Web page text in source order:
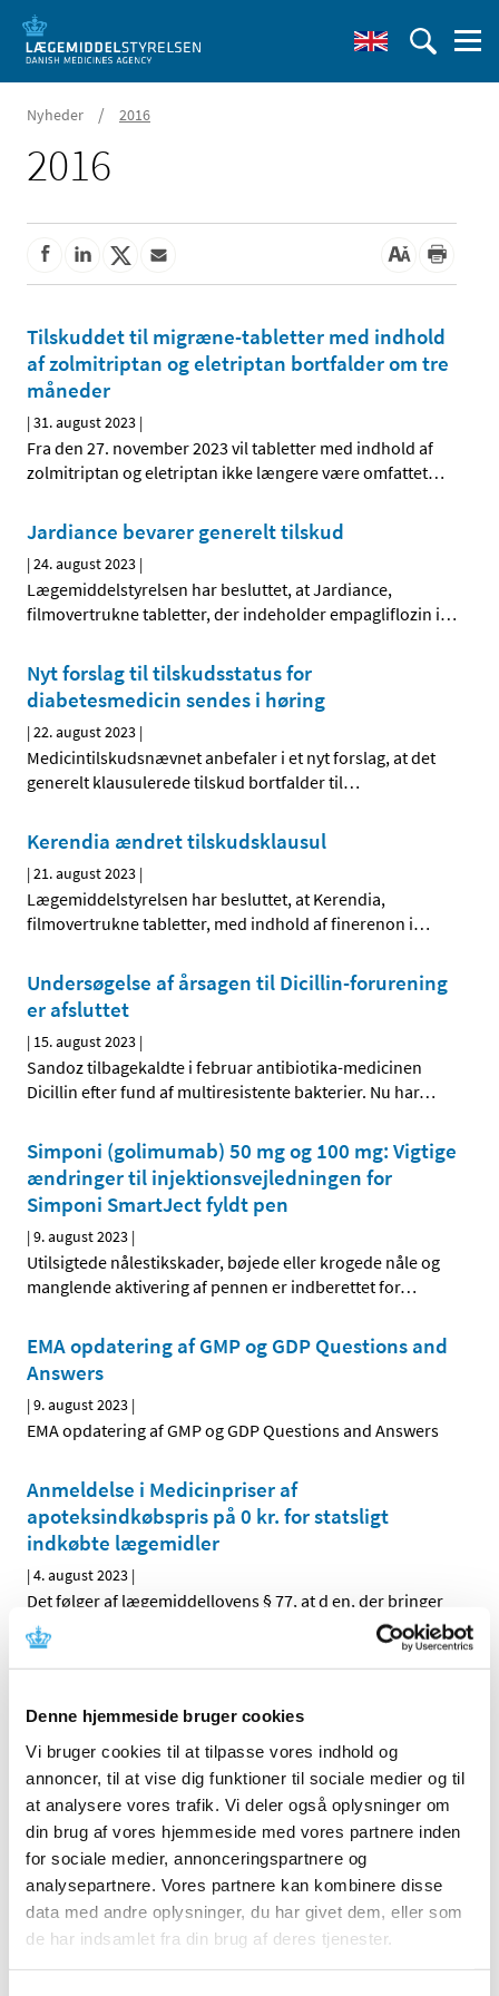
Denne hjemmeside bruger cookies
Vi bruger cookies til at tilpasse vores indhold og
annoncer, til at vise dig funktioner til sociale medier og til
at analysere vores trafik. Vi deler også oplysninger om
din brug af vores hjemmeside med vores partnere inden
for sociale medier, annonceringspartnere og
analysepartnere. Vores partnere kan kombinere disse
data med andre oplysninger, du har givet dem, eller som
de har indsamlet fra din brug af deres tjenester.
Nyheder / 2016
2016
Tilskuddet til migræne-tabletter med indhold
af zolmitriptan og eletriptan bortfalder om tre
måneder
|31. august 2023 |
Fra den 27. november 2023 vil tabletter med indhold af
zolmitriptan og eletriptan ikke længere være omfattet…
Jardiance bevarer generelt tilskud
|24. august 2023 |
Lægemiddelstyrelsen har besluttet, at Jardiance,
filmovertrukne tabletter, der indeholder empagliflozin i…
Nyt forslag til tilskudsstatus for
diabetesmedicin sendes i høring
|22. august 2023 |
Medicintilskudsnævnet anbefaler i et nyt forslag, at det
generelt klausulerede tilskud bortfalder til…
Kerendia ændret tilskudsklausul
|21. august 2023 |
Lægemiddelstyrelsen har besluttet, at Kerendia,
filmovertrukne tabletter, med indhold af finerenon i…
Undersøgelse af årsagen til Dicillin-forurening
er afsluttet
| 15. august 2023 |
Sandoz tilbagekaldte i februar antibiotika-medicinen
Dicillin efter fund af multiresistente bakterier. Nu har…
Simponi (golimumab) 50 mg og 100 mg: Vigtige
ændringer til injektionsvejledningen for
Simponi SmartJect fyldt pen
|9. august 2023 |
Utilsigtede nålestikskader, bøjede eller krogede nåle og
manglende aktivering af pennen er indberettet for…
EMA opdatering af GMP og GDP Questions and
Answers
|9. august 2023 |
EMA opdatering af GMP og GDP Questions and Answers
Anmeldelse i Medicinpriser af
apoteksindkøbspris på 0 kr. for statsligt
indkøbte lægemidler
|4. august 2023 |
Det følger af lægemiddellovens § 77, at d en, der bringer
et apoteksforbeholdt lægemiddel til mennesker og dyr…
|3. august 2023|
Lægemiddelstyrelsen har den 8. juni 2023 meddelt, at
Jeppe Madsen får bevilling til at drive Uldum Apotek.
Ledig bevilling til Svendborg Sct. Nicolai
Apotek
|1. august 2023|
Bevillingen til at drive Svendborg Sct. Nicolai Apotek er
ledig pr. 1. februar 2024. Bevillingen er opslået ledig